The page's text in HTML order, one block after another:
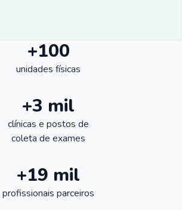
+100
unidades físicas
+3 mil
clínicas e postos de
coleta de exames
+19 mil
profissionais parceiros